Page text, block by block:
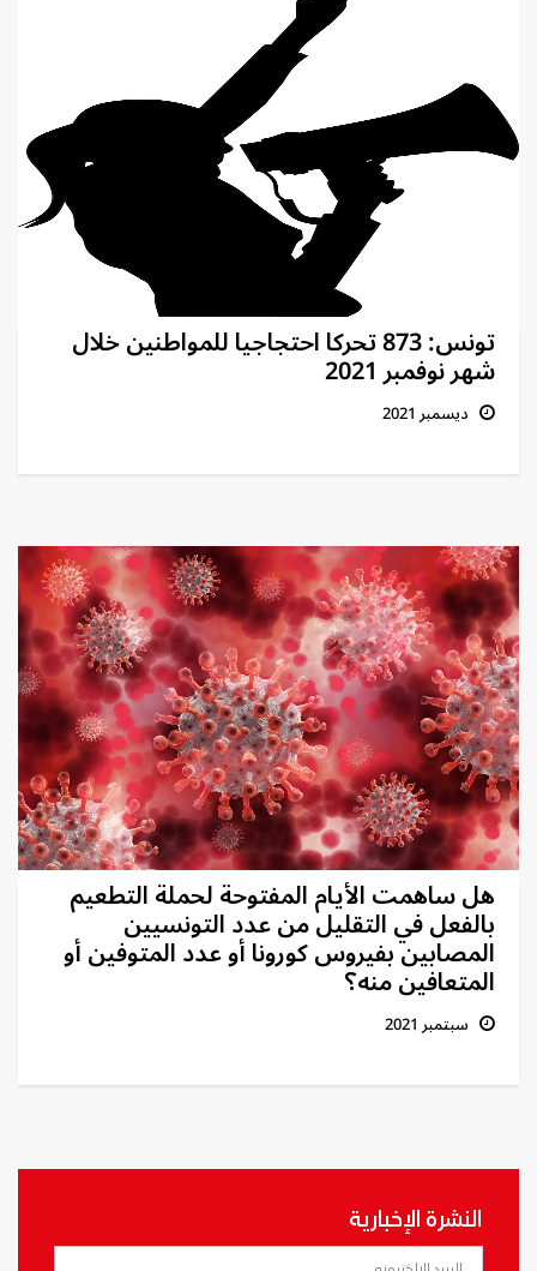
تونس: 873 تحركا احتجاجيا للمواطنين خلال
شهر نوفمبر 2021
ديسمبر 2021
هل ساهمت الأيام المفتوحة لحملة التطعيم
بالفعل في التقليل من عدد التونسيين
المصابين بفيروس كورونا أو عدد المتوفين أو
المتعافين منه؟
سبتمبر 2021
النشرة الإخبارية